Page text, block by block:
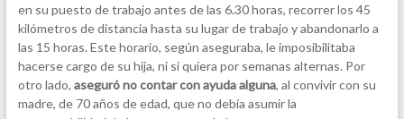
en su puesto de trabajo antes de las 6.30 horas, recorrer los 45
kilómetros de distancia hasta su lugar de trabajo y abandonarlo a
las 15 horas. Este horario, según aseguraba, le imposibilitaba
hacerse cargo de su hija, ni si quiera por semanas alternas. Por
otro lado, aseguró no contar con ayuda alguna, al convivir con su
madre, de 70 años de edad, que no debía asumir la